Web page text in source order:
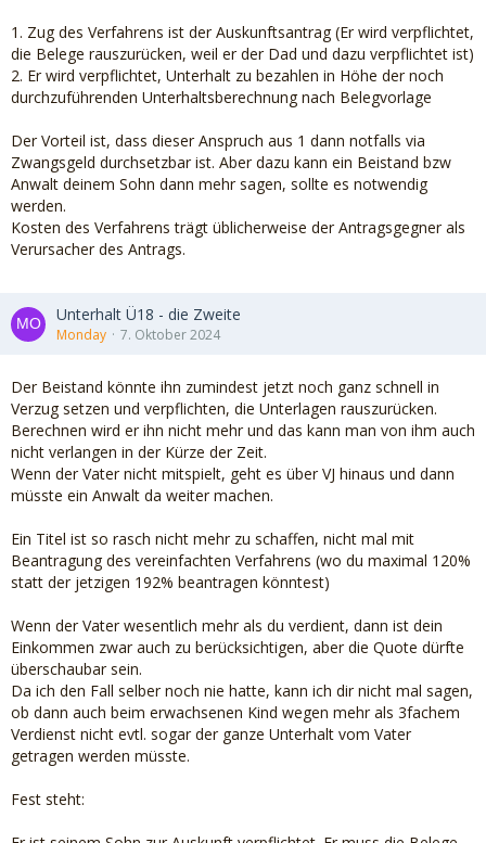
1. Zug des Verfahrens ist der Auskunftsantrag (Er wird verpflichtet,
die Belege rauszurücken, weil er der Dad und dazu verpflichtet ist)
2. Er wird verpflichtet, Unterhalt zu bezahlen in Höhe der noch
durchzuführenden Unterhaltsberechnung nach Belegvorlage
Der Vorteil ist, dass dieser Anspruch aus 1 dann notfalls via
Zwangsgeld durchsetzbar ist. Aber dazu kann ein Beistand bzw
Anwalt deinem Sohn dann mehr sagen, sollte es notwendig
werden.
Kosten des Verfahrens trägt üblicherweise der Antragsgegner als
Verursacher des Antrags.
Unterhalt Ü18 - die Zweite
Monday 7. Oktober 2024
Der Beistand könnte ihn zumindest jetzt noch ganz schnell in
Verzug setzen und verpflichten, die Unterlagen rauszurücken.
Berechnen wird er ihn nicht mehr und das kann man von ihm auch
nicht verlangen in der Kürze der Zeit.
Wenn der Vater nicht mitspielt, geht es über VJ hinaus und dann
müsste ein Anwalt da weiter machen.
Ein Titel ist so rasch nicht mehr zu schaffen, nicht mal mit
Beantragung des vereinfachten Verfahrens (wo du maximal 120%
statt der jetzigen 192% beantragen könntest)
Wenn der Vater wesentlich mehr als du verdient, dann ist dein
Einkommen zwar auch zu berücksichtigen, aber die Quote dürfte
überschaubar sein.
Da ich den Fall selber noch nie hatte, kann ich dir nicht mal sagen,
ob dann auch beim erwachsenen Kind wegen mehr als 3fachem
Verdienst nicht evtl. sogar der ganze Unterhalt vom Vater
getragen werden müsste.
Fest steht: